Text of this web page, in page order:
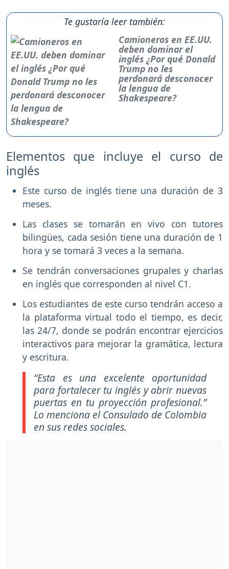
Te gustaría leer también:
Camioneros en EE.UU.
deben dominar el
inglés ¿Por qué Donald
Trump no les
perdonará desconocer
la lengua de
Shakespeare?
Elementos que incluye el curso de
inglés
Este curso de inglés tiene una duración de 3
meses.
Las clases se tomarán en vivo con tutores
bilingües, cada sesión tiene una duración de 1
hora y se tomará 3 veces a la semana.
Se tendrán conversaciones grupales y charlas
en inglés que corresponden al nivel C1.
Los estudiantes de este curso tendrán acceso a
la plataforma virtual todo el tiempo, es decir,
las 24/7, donde se podrán encontrar ejercicios
interactivos para mejorar la gramática, lectura
y escritura.
“Esta es una excelente oportunidad
para fortalecer tu inglés y abrir nuevas
puertas en tu proyección profesional.”
Lo menciona el Consulado de Colombia
en sus redes sociales.